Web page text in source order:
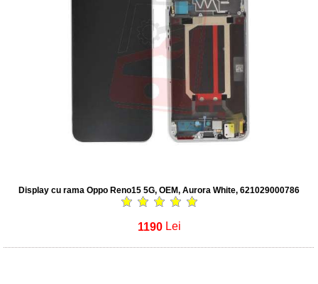
Display cu rama Oppo Reno15 5G, OEM, Aurora White, 621029000786
1190 Lei